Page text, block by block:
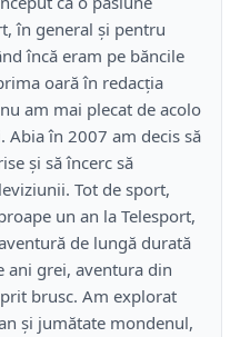
în general şi pentru
încă eram pe băncile
oară în redacţia
am mai plecat de acolo
Abia în 2007 am decis să
şi să încerc să
Tot de sport,
un an la Telesport,
de lungă durată
ani grei, aventura din
brusc. Am explorat
şi jumătate mondenul,